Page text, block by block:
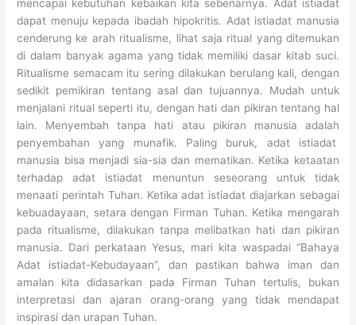
mencapai kebutuhan kebaikan kita sebenarnya. Adat istiadat
dapat menuju kepada ibadah hipokritis. Adat istiadat manusia
cenderung ke arah ritualisme, lihat saja ritual yang ditemukan
di dalam banyak agama yang tidak memiliki dasar kitab suci.
Ritualisme semacam itu sering dilakukan berulang kali, dengan
sedikit pemikiran tentang asal dan tujuannya. Mudah untuk
menjalani ritual seperti itu, dengan hati dan pikiran tentang hal
lain. Menyembah tanpa hati atau pikiran manusia adalah
penyembahan yang munafik. Paling buruk, adat istiadat
manusia bisa menjadi sia-sia dan mematikan. Ketika ketaatan
terhadap adat istiadat menuntun seseorang untuk tidak
menaati perintah Tuhan. Ketika adat istiadat diajarkan sebagai
kebuadayaan, setara dengan Firman Tuhan. Ketika mengarah
pada ritualisme, dilakukan tanpa melibatkan hati dan pikiran
manusia. Dari perkataan Yesus, mari kita waspadai “Bahaya
Adat istiadat-Kebudayaan”, dan pastikan bahwa iman dan
amalan kita didasarkan pada Firman Tuhan tertulis, bukan
interpretasi dan ajaran orang-orang yang tidak mendapat
inspirasi dan urapan Tuhan.